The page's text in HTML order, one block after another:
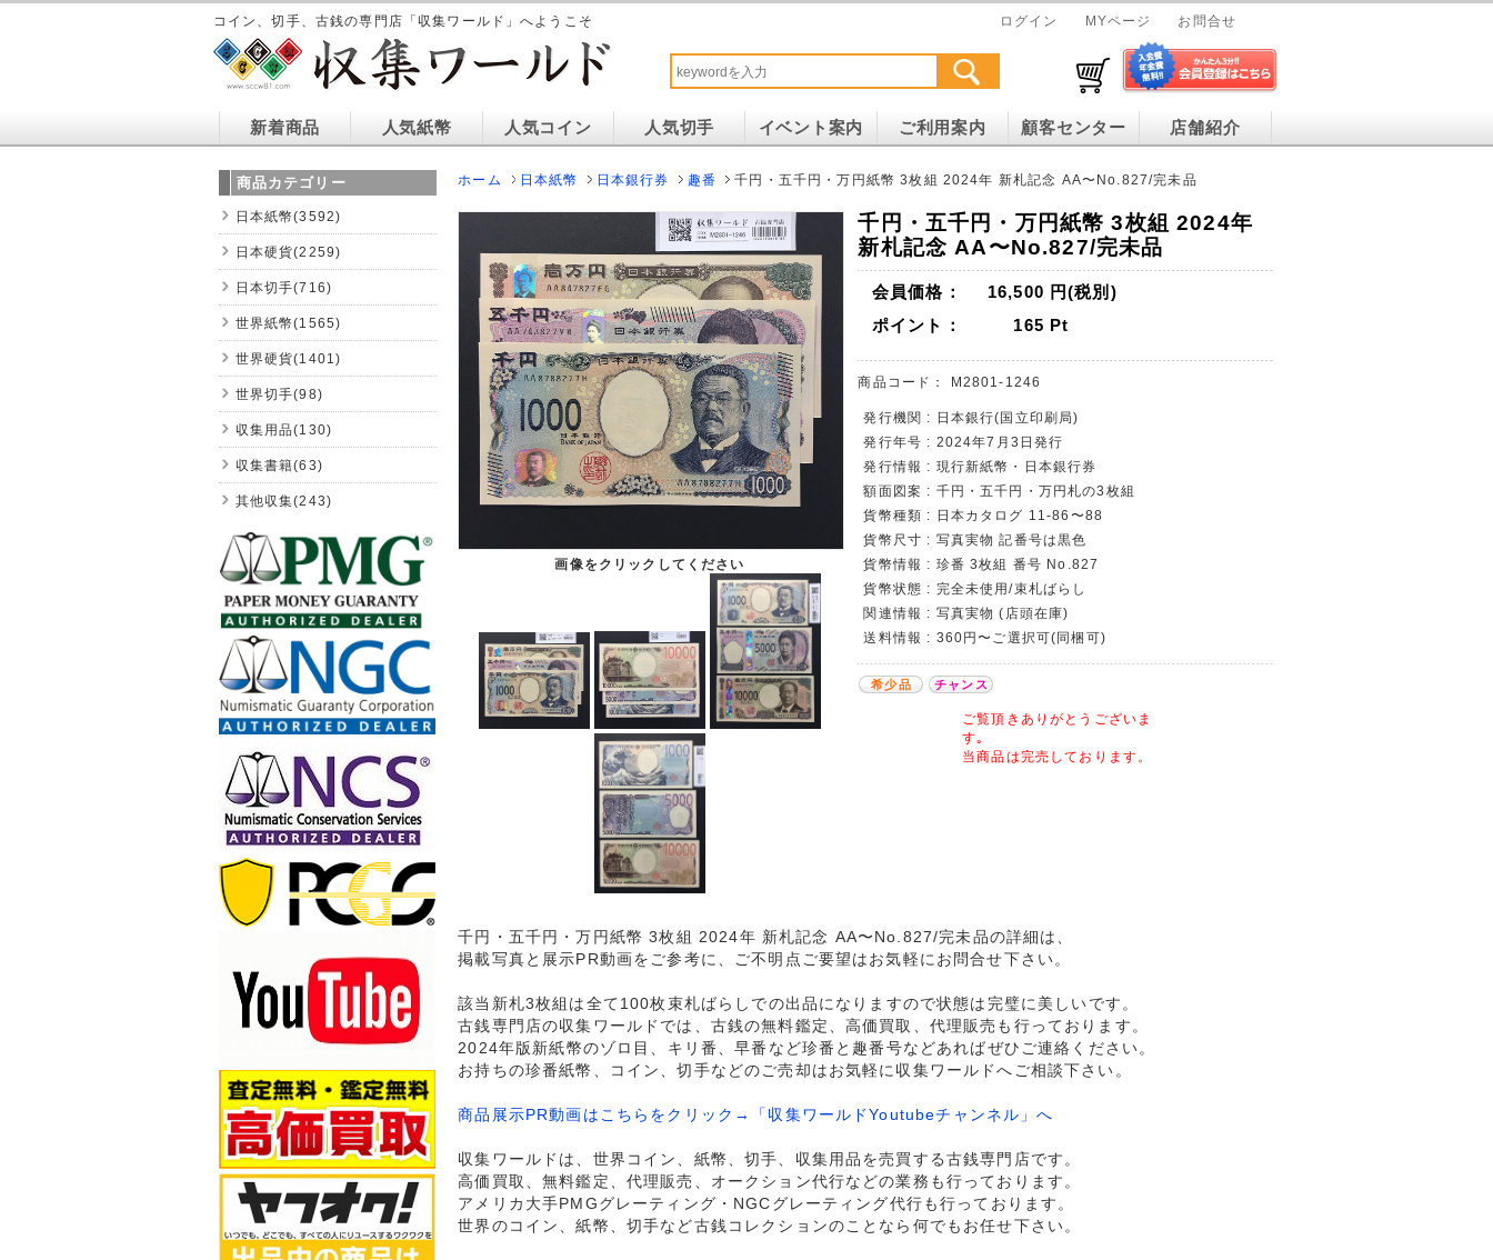
コイン、切手、古銭の専門店「収集ワールド」へようこそ ログイン MYページ お問合せ
新着商品 人気紙幣 人気コイン 人気切手 イベント案内 ご利用案内 顧客センター 店舗紹介
ホーム 日本紙幣 日本銀行券 趣番 千円・五千円・万円紙幣 3枚組 2024年 新札記念 AA〜No.827/完未品
画像をクリックしてください
千円・五千円・万円紙幣 3枚組 2024年
新札記念 AA〜No.827/完未品
会員価格： 16,500 円(税別)
ポイント：
165 Pt
商品コード： M2801-1246
発行機関 : 日本銀行(国立印刷局)
発行年号 : 2024年7月3日発行
発行情報 : 現行新紙幣・日本銀行券
額面図案 : 千円・五千円・万円札の3枚組
貨幣種類 : 日本カタログ 11-86〜88
貨幣尺寸 : 写真実物 記番号は黒色
貨幣情報 : 珍番 3枚組 番号 No.827
貨幣状態 : 完全未使用/束札ばらし
関連情報 : 写真実物 (店頭在庫)
送料情報 : 360円〜ご選択可(同梱可)
希少品 チャンス
ご覧頂きありがとうございま
す｡
当商品は完売しております。
千円・五千円・万円紙幣 3枚組 2024年 新札記念 AA〜No.827/完未品の詳細は、
掲載写真と展示PR動画をご参考に、ご不明点ご要望はお気軽にお問合せ下さい。
該当新札3枚組は全て100枚束札ばらしでの出品になりますので状態は完璧に美しいです。
古銭専門店の収集ワールドでは、古銭の無料鑑定、高価買取、代理販売も行っております。
2024年版新紙幣のゾロ目、キリ番、早番など珍番と趣番号などあればぜひご連絡ください。
お持ちの珍番紙幣、コイン、切手などのご売却はお気軽に収集ワールドへご相談下さい。
商品展示PR動画はこちらをクリック→「収集ワールドYoutubeチャンネル」へ
収集ワールドは、世界コイン、紙幣、切手、収集用品を売買する古銭専門店です。
高価買取、無料鑑定、代理販売、オークション代行などの業務も行っております。
アメリカ大手PMGグレーティング・NGCグレーティング代行も行っております。
世界のコイン、紙幣、切手など古銭コレクションのことなら何でもお任せ下さい。
商品カテゴリー
日本紙幣(3592)
日本硬貨(2259)
日本切手(716)
世界紙幣(1565)
世界硬貨(1401)
世界切手(98)
収集用品(130)
収集書籍(63)
其他収集(243)